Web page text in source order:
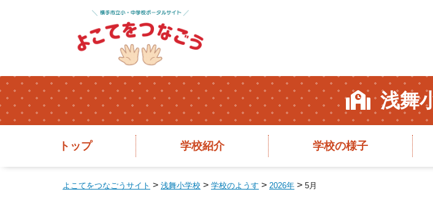
浅舞
トップ 学校紹介 学校の様子
よこてをつなごうサイト > 浅舞小学校 > 学校のようす > 2026年 > 5月